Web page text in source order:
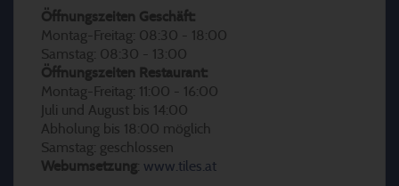
Öffnungszeiten Geschäft:
Montag-Freitag: 08:30 - 18:00
Samstag: 08:30 - 13:00
Öffnungszeiten Restaurant:
Montag-Freitag: 11:00 - 16:00
Juli und August bis 14:00
Abholung bis 18:00 möglich
Samstag: geschlossen
Webumsetzung: www.tiles.at